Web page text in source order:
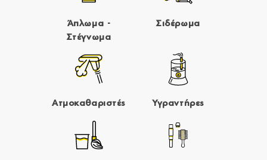
Άπλωμα -
Στέγνωμα
Σιδέρωμα
Ατμοκαθαριστές Υγραντήρες